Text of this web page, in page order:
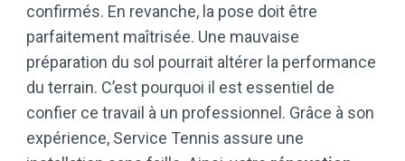
confirmés. En revanche, la pose doit être
parfaitement maîtrisée. Une mauvaise
préparation du sol pourrait altérer la performance
du terrain. C’est pourquoi il est essentiel de
confier ce travail à un professionnel. Grâce à son
expérience, Service Tennis assure une